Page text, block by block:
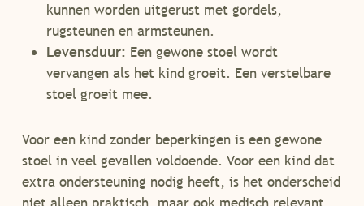
kunnen worden uitgerust met gordels,
rugsteunen en armsteunen.
Levensduur: Een gewone stoel wordt
vervangen als het kind groeit. Een verstelbare
stoel groeit mee.
Voor een kind zonder beperkingen is een gewone
stoel in veel gevallen voldoende. Voor een kind dat
extra ondersteuning nodig heeft, is het onderscheid